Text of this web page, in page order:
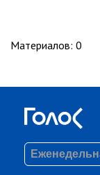
Материалов: 0